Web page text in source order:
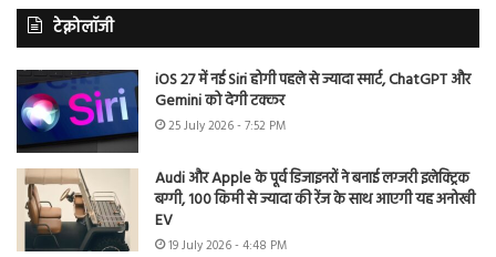
टेक्नोलॉजी
iOS 27 में नई Siri होगी पहले से ज्यादा स्मार्ट, ChatGPT और
Gemini को देगी टक्कर
25 July 2026 - 7:52 PM
Audi और Apple के पूर्व डिजाइनरों ने बनाई लग्जरी इलेक्ट्रिक
बग्गी, 100 किमी से ज्यादा की रेंज के साथ आएगी यह अनोखी
EV
19 July 2026 - 4:48 PM